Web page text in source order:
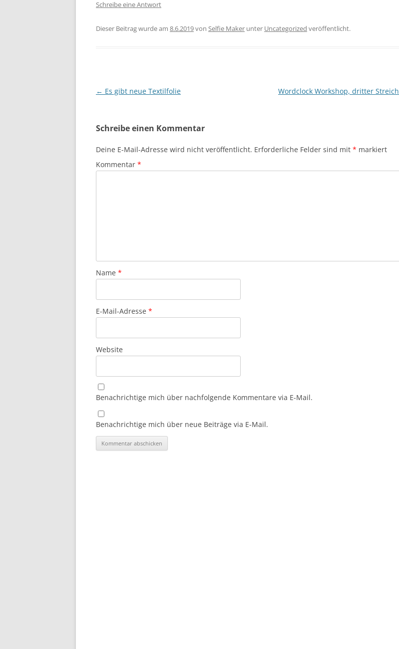
Schreibe eine Antwort
Dieser Beitrag wurde am 8.6.2019von Selfie Maker unter Uncategorized veröffentlicht.
Beitragsnavigation
← Es gibt neue Textilfolie Wordclock Workshop, dritter Streich
Schreibe einen Kommentar
Deine E-Mail-Adresse wird nicht veröffentlicht. Erforderliche Felder sind mit * markiert
Kommentar *
Name *
E-Mail-Adresse *
Website
Benachrichtige mich über nachfolgende Kommentare via E-Mail.
Benachrichtige mich über neue Beiträge via E-Mail.